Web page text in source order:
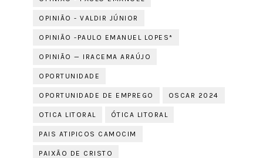
OPINIÃO - VALDIR JÚNIOR
OPINIÃO -PAULO EMANUEL LOPES*
OPINIÃO — IRACEMA ARAÚJO
OPORTUNIDADE
OPORTUNIDADE DE EMPREGO OSCAR 2024
OTICA LITORAL ÓTICA LITORAL
PAIS ATIPICOS CAMOCIM
PAIXÃO DE CRISTO